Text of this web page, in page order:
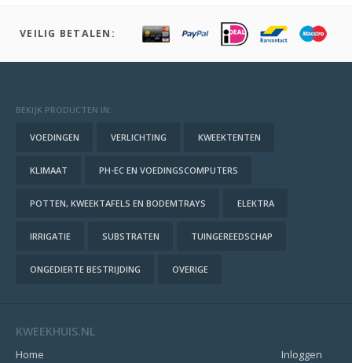
VEILIG BETALEN:
BEKIJK PRODUCTEN IN:
VOEDINGEN VERLICHTING KWEEKTENTEN
KLIMAAT PH-EC EN VOEDINGSCOMPUTERS
POTTEN, KWEEKTAFELS EN BODEMTRAYS ELEKTRA
IRRIGATIE SUBSTRATEN TUINGEREEDSCHAP
ONGEDIERTE BESTRIJDING OVERIGE
KWEEKHUIS.NL
Inloggen
Home